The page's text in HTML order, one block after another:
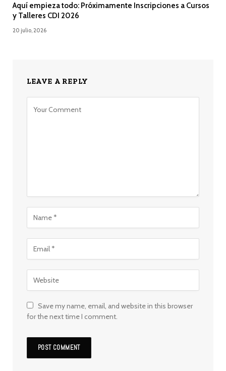
Aquí empieza todo: Próximamente Inscripciones a Cursos
y Talleres CDI 2026
20 julio, 2026
LEAVE A REPLY
Save my name, email, and website in this browser
for the next time I comment.